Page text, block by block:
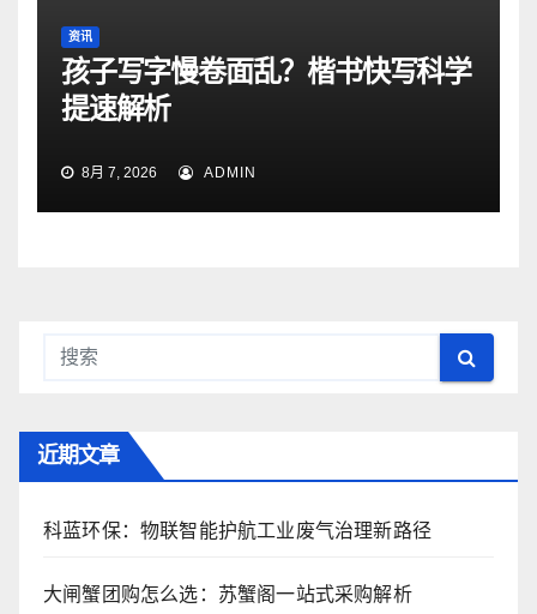
资讯
孩子写字慢卷面乱？楷书快写科学
提速解析
8月 7, 2026 ADMIN
近期文章
科蓝环保：物联智能护航工业废气治理新路径
大闸蟹团购怎么选：苏蟹阁一站式采购解析